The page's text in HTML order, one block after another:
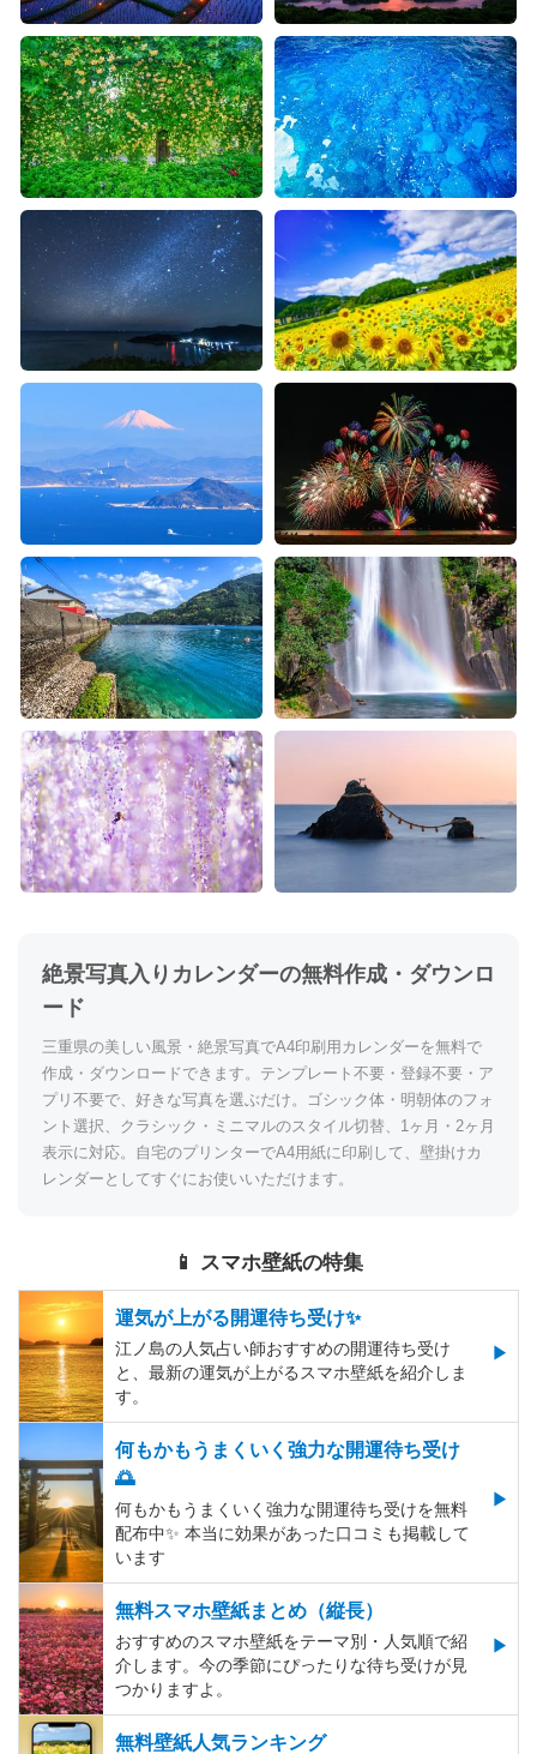
絶景写真入りカレンダーの無料作成・ダウンロ
ード
三重県の美しい風景・絶景写真でA4印刷用カレンダーを無料で
作成・ダウンロードできます。テンプレート不要・登録不要・ア
プリ不要で、好きな写真を選ぶだけ。ゴシック体・明朝体のフォ
ント選択、クラシック・ミニマルのスタイル切替、1ヶ月・2ヶ月
表示に対応。自宅のプリンターでA4用紙に印刷して、壁掛けカ
レンダーとしてすぐにお使いいただけます。
📱 スマホ壁紙の特集
運気が上がる開運待ち受け✨
江ノ島の人気占い師おすすめの開運待ち受け
と、最新の運気が上がるスマホ壁紙を紹介しま
す。
何もかもうまくいく強力な開運待ち受け
🌅
何もかもうまくいく強力な開運待ち受けを無料
配布中✨️ 本当に効果があった口コミも掲載して
います
無料スマホ壁紙まとめ（縦長）
おすすめのスマホ壁紙をテーマ別・人気順で紹
介します。今の季節にぴったりな待ち受けが見
つかりますよ。
無料壁紙人気ランキング